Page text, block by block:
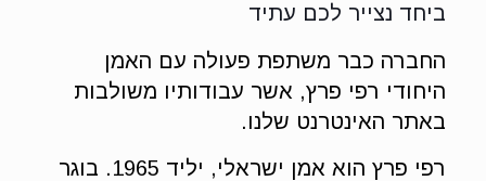
ביחד נצייר לכם עתיד
החברה כבר משתפת פעולה עם האמן
היחודי רפי פרץ, אשר עבודותיו משולבות
באתר האינטרנט שלנו.
רפי פרץ הוא אמן ישראלי, יליד 1965. בוגר